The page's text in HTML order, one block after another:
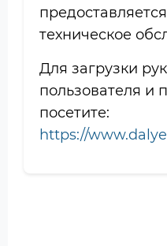
техническое
Для загрузки
пользователя и
посетите:
https://